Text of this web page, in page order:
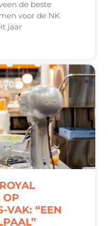
de beste
voor de NK
jaar
OP
VAK: “EEN